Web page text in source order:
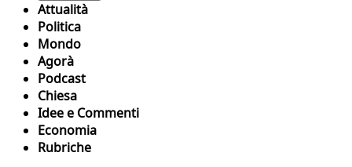
Attualità
Politica
Mondo
Agorà
Podcast
Chiesa
Idee e Commenti
Economia
Rubriche